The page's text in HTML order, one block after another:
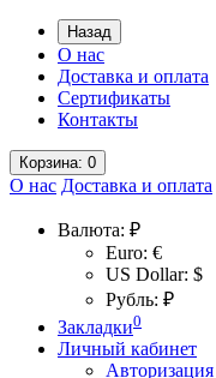
Назад
О нас
Доставка и оплата
Сертификаты
Контакты
Корзина: 0
О нас Доставка и оплата
Валюта: ₽
Euro: €
US Dollar: $
Рубль: ₽
Закладки0
Личный кабинет
Авторизация